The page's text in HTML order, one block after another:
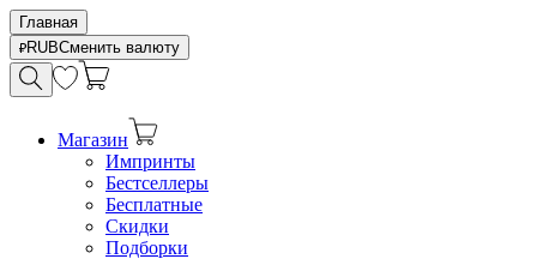
Главная
RUBСменить валюту
Магазин
Импринты
Бестселлеры
Бесплатные
Скидки
Подборки